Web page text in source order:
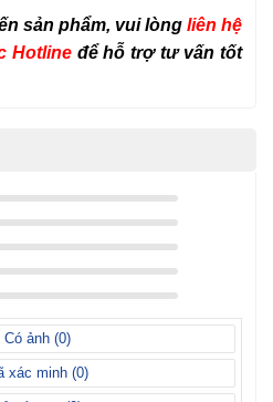
sản phẩm, vui lòng liên hệ
Hotlineđể hỗ trợ tư vấn tốt
Có ảnh (0)
xác minh (0)